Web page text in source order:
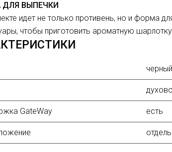
ВЫПЕЧКИ
идет не только противень, но и форма
чтобы приготовить ароматную
черный
GateWay есть